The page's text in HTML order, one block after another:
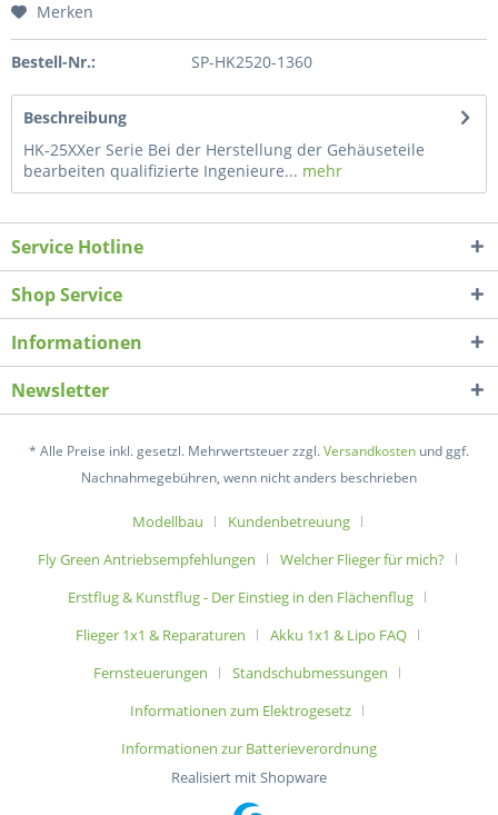
Merken
Bestell-Nr.: SP-HK2520-1360
Beschreibung
HK-25XXer Serie Bei der Herstellung der Gehäuseteile
bearbeiten qualifizierte Ingenieure... mehr
Service Hotline
Shop Service
Informationen
Newsletter
* Alle Preise inkl. gesetzl. Mehrwertsteuer zzgl.Versandkosten und ggf.
Nachnahmegebühren, wenn nicht anders beschrieben
Modellbau
Kundenbetreuung
Fly Green Antriebsempfehlungen
Welcher Flieger für mich?
Erstflug & Kunstflug - Der Einstieg in den Flächenflug
Flieger 1x1 & Reparaturen
Akku 1x1 & Lipo FAQ
Fernsteuerungen
Standschubmessungen
Informationen zum Elektrogesetz
Informationen zur Batterieverordnung
Realisiert mit Shopware